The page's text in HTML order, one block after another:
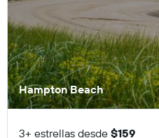
Hampton Beach
3+ estrellas desde $159